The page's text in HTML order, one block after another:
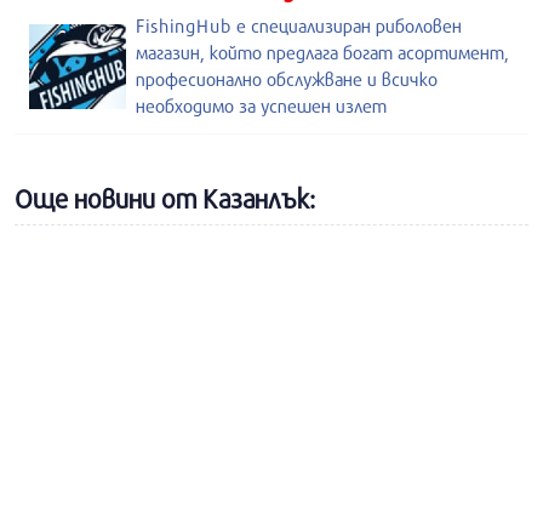
FishingHub е специализиран риболовен
магазин, който предлага богат асортимент,
професионално обслужване и всичко
необходимо за успешен излет
Още новини от Казанлък: